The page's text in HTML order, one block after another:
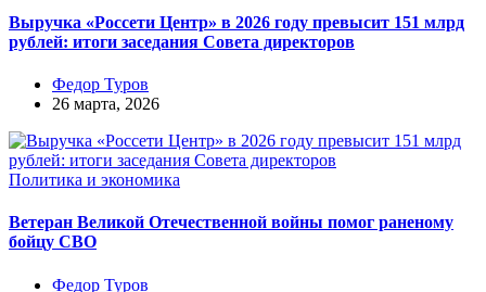
Выручка «Россети Центр» в 2026 году превысит 151 млрд
рублей: итоги заседания Совета директоров
Федор Туров
26 марта, 2026
Политика и экономика
Ветеран Великой Отечественной войны помог раненому
бойцу СВО
Федор Туров